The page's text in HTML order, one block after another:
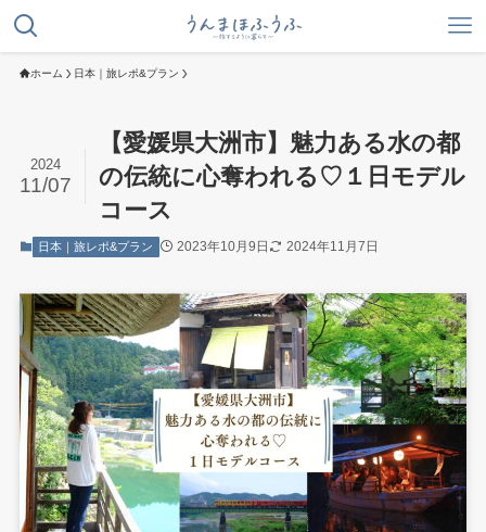
ホーム 日本｜旅レポ&プラン
【愛媛県大洲市】魅力ある水の都
の伝統に心奪われる♡１日モデル
コース
2024
11/07
日本｜旅レポ&プラン 2023年10月9日 2024年11月7日